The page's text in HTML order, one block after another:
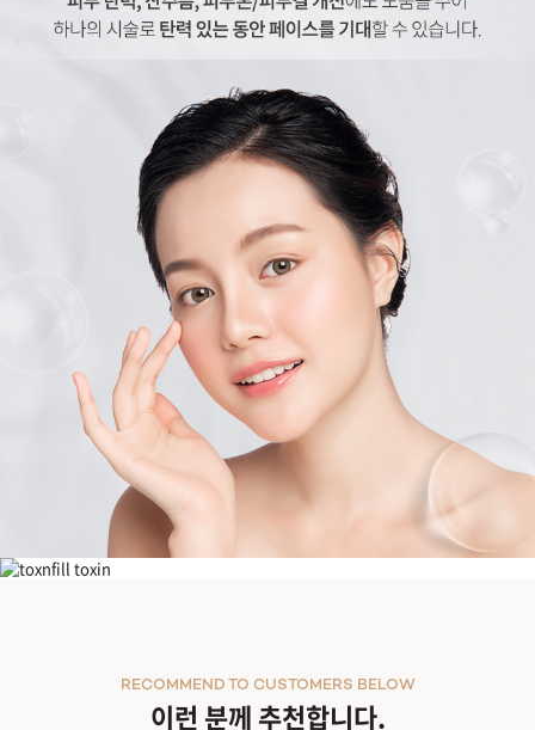
이런 분께 추천합니다.
RECOMMEND TO CUSTOMERS BELOW